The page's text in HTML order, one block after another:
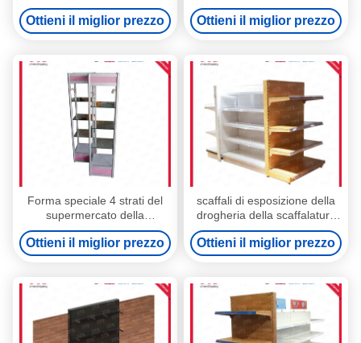
supermercato di 4 strati ha
perforato indietro il pannello
con i ganci
Ottieni il miglior prezzo
scaffalatura scaffale di
acciaio inossidabile di 4 strati
Ottieni il miglior prezzo
Forma speciale 4 strati del
supermercato della
scaffalatura dell'esposizione
per la sala d'esposizione
Ottieni il miglior prezzo
scaffali di esposizione della
drogheria della scaffalatura
100kgs dell'esposizione del
supermercato di 0.9m 2.1m
Ottieni il miglior prezzo